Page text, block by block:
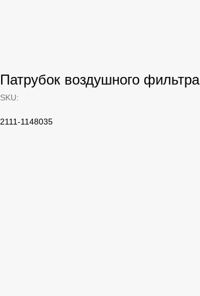
Патрубок воздушного фильтра
SKU:
2111-1148035